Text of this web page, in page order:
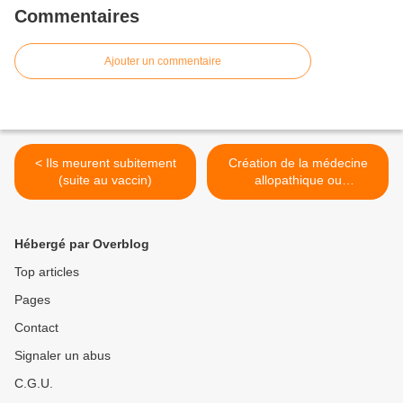
Commentaires
Ajouter un commentaire
< Ils meurent subitement
(suite au vaccin)
Création de la médecine
allopathique ou
conventionnelle par John D.
Hébergé par Overblog
Top articles
Pages
Contact
Signaler un abus
C.G.U.